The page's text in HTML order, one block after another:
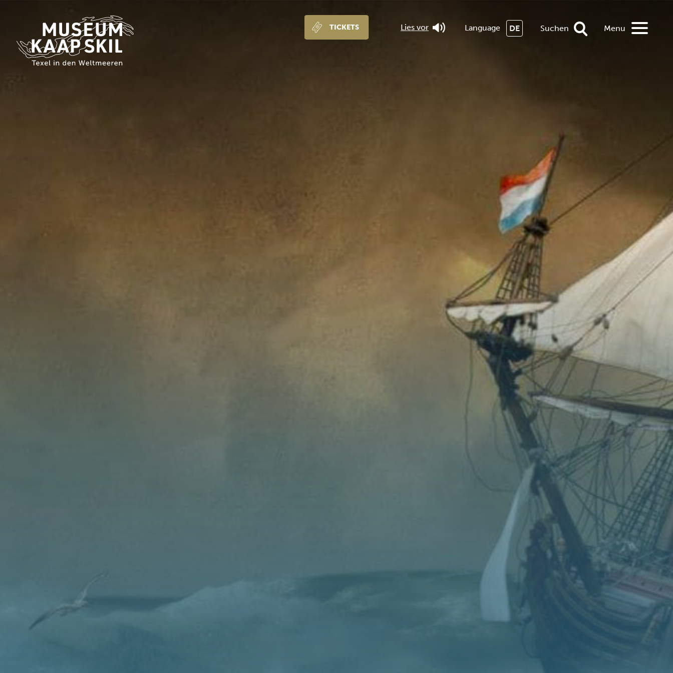
Lies vor Language DE Suchen
TICKETS Menu